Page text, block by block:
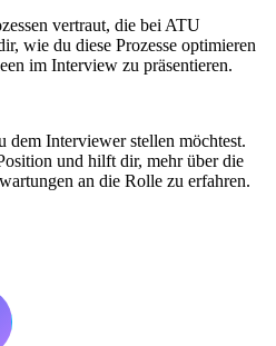
vertraut, die bei ATU
wie du diese Prozesse optimieren
im Interview zu präsentieren.
dem Interviewer stellen möchtest.
und hilft dir, mehr über die
an die Rolle zu erfahren.